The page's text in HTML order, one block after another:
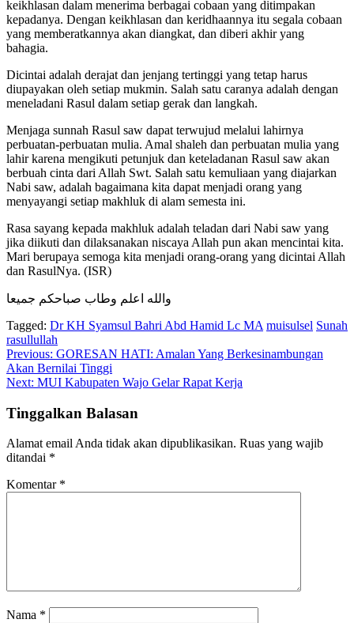
keikhlasan dalam menerima berbagai cobaan yang ditimpakan
kepadanya. Dengan keikhlasan dan keridhaannya itu segala cobaan
yang memberatkannya akan diangkat, dan diberi akhir yang
bahagia.
Dicintai adalah derajat dan jenjang tertinggi yang tetap harus
diupayakan oleh setiap mukmin. Salah satu caranya adalah dengan
meneladani Rasul dalam setiap gerak dan langkah.
Menjaga sunnah Rasul saw dapat terwujud melalui lahirnya
perbuatan-perbuatan mulia. Amal shaleh dan perbuatan mulia yang
lahir karena mengikuti petunjuk dan keteladanan Rasul saw akan
berbuah cinta dari Allah Swt. Salah satu kemuliaan yang diajarkan
Nabi saw, adalah bagaimana kita dapat menjadi orang yang
menyayangi setiap makhluk di alam semesta ini.
Rasa sayang kepada makhluk adalah teladan dari Nabi saw yang
jika diikuti dan dilaksanakan niscaya Allah pun akan mencintai kita.
Mari berupaya semoga kita menjadi orang-orang yang dicintai Allah
dan RasulNya. (ISR)
والله اعلم وطاب صباحكم جميعا
Tagged: Dr KH Syamsul Bahri Abd Hamid Lc MA muisulsel Sunah
rasullullah
Navigasi
pos
Previous: GORESAN HATI: Amalan Yang Berkesinambungan
Akan Bernilai Tinggi
Next: MUI Kabupaten Wajo Gelar Rapat Kerja
Tinggalkan Balasan
Alamat email Anda tidak akan dipublikasikan. Ruas yang wajib
ditandai *
Komentar *
Nama *